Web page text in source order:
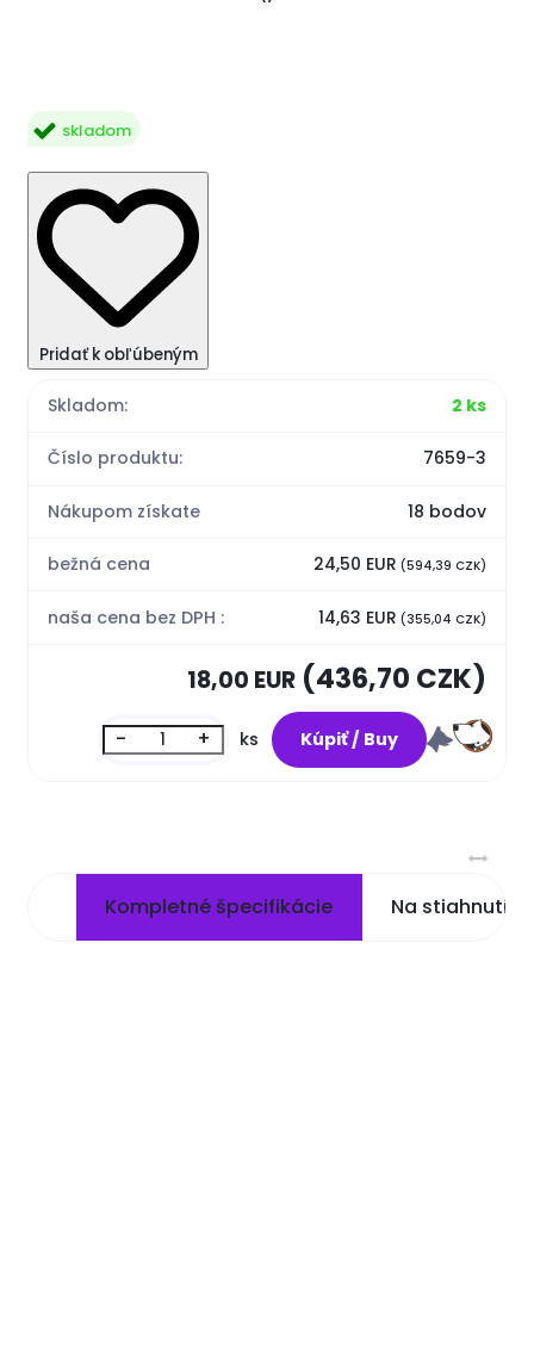
skladom
Pridať k obľúbeným
Skladom: 2 ks
Číslo produktu: 7659-3
Nákupom získate 18 bodov
bežná cena 24,50 EUR (594,39 CZK)
naša cena bez DPH : 14,63 EUR (355,04 CZK)
18,00 EUR(436,70 CZK)
- + ks
Kompletné špecifikácie Na stiahnutie